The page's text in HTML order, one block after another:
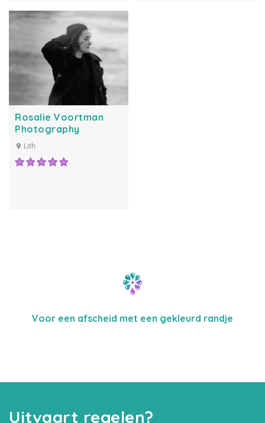
Rosalie Voortman
Photography
Lith
Voor een afscheid met een gekleurd randje
Uitvaart regelen?